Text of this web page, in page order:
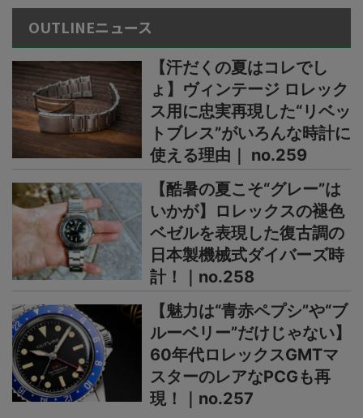
OUTLINEニュース
【汗だくの夏はコレでし
ょ】ヴィンテージ ロレック
ス用に忠実再現した“リベッ
トブレス”がいろんな時計に
使える理由｜ no.259
【酷暑の夏こそ“グレー”は
いかが】ロレックスの褪色
ベゼルを表現した復古調の
日本製機械式ダイバーズ時
計！｜no.258
【魅力は“青赤ペプシ”や“ブ
ルーベリー”だけじゃない】
60年代ロレックスGMTマ
スターのレアなPCGも再
現！｜no.257